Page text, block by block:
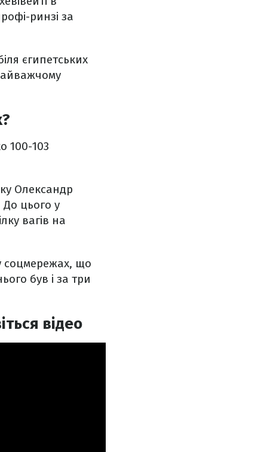
ринзі за
єгипетських
100-103
Олександр
До цього у
вагів на
соцмережах, що
був і за три
відео